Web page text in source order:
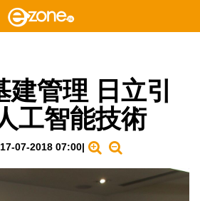
建管理 日立引
工智能技術
17-07-2018 07:00|